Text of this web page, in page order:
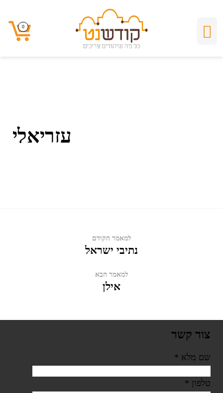
0 עזריאלי
עזריאלי
למאמר הקודם
נתיבי ישראל
למאמר הבא
אילן
צור קשר
שם מלא *
טלפון *
0